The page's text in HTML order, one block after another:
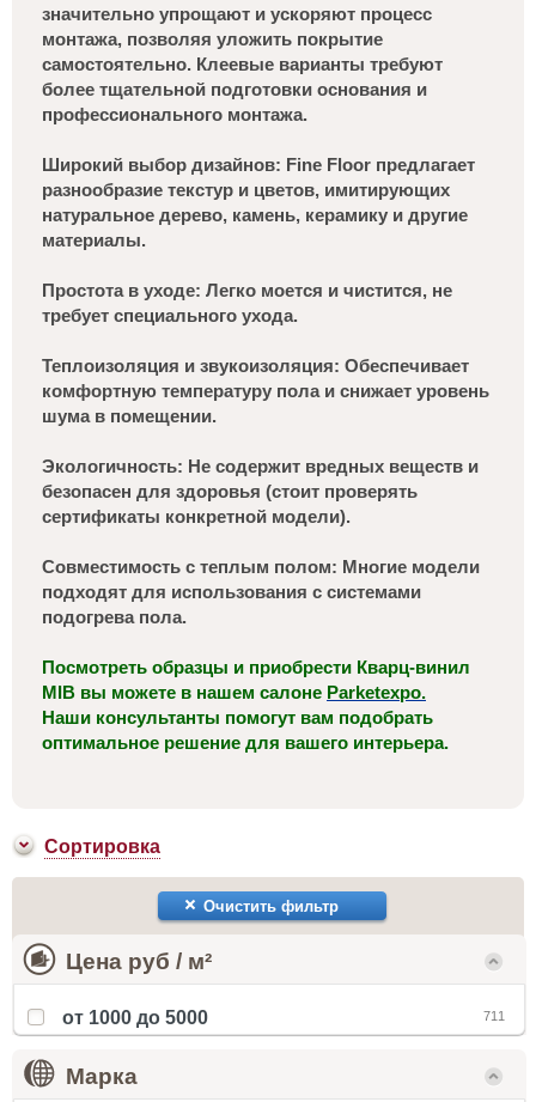
значительно упрощают и ускоряют процесс
монтажа, позволяя уложить покрытие
самостоятельно. Клеевые варианты требуют
более тщательной подготовки основания и
профессионального монтажа.
Широкий выбор дизайнов: Fine Floor предлагает
разнообразие текстур и цветов, имитирующих
натуральное дерево, камень, керамику и другие
материалы.
Простота в уходе: Легко моется и чистится, не
требует специального ухода.
Теплоизоляция и звукоизоляция: Обеспечивает
комфортную температуру пола и снижает уровень
шума в помещении.
Экологичность: Не содержит вредных веществ и
безопасен для здоровья (стоит проверять
сертификаты конкретной модели).
Совместимость с теплым полом: Многие модели
подходят для использования с системами
подогрева пола.
Посмотреть образцы и приобрести Кварц-винил
MIB вы можете в нашем салоне Parketexpo.
Наши консультанты помогут вам подобрать
оптимальное решение для вашего интерьера.
Сортировка
Очистить фильтр
Цена руб / м²
от 1000 до 5000 711
Марка